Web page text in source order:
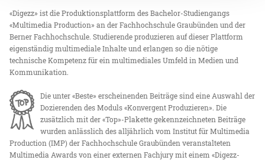
«Digezz» ist die Produktionsplattform des Bachelor-Studiengangs
«Multimedia Production» an der Fachhochschule Graubünden und der
Berner Fachhochschule. Studierende produzieren auf dieser Plattform
eigenständig multimediale Inhalte und erlangen so die nötige
technische Kompetenz für ein multimediales Umfeld in Medien und
Kommunikation.
Die unter «Beste» erscheinenden Beiträge sind eine Auswahl der
Dozierenden des Moduls «Konvergent Produzieren». Die
zusätzlich mit der «Top»-Plakette gekennzeichneten Beiträge
wurden anlässlich des alljährlich vom Institut für Multimedia
Production (IMP) der Fachhochschule Graubünden veranstalteten
Multimedia Awards von einer externen Fachjury mit einem «Digezz-